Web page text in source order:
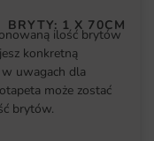
BRYTY: 1 X 70CM
ilość brytów
konkretną
uwagach dla
może zostać
brytów.